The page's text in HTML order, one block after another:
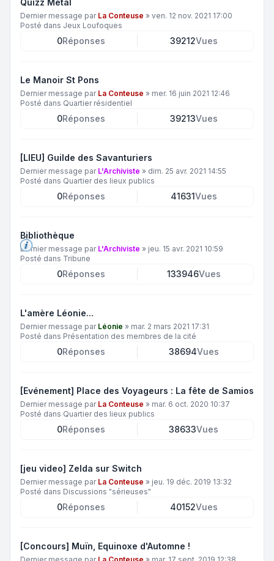
Quizz Metal
Dernier message par La Conteuse » ven. 12 nov. 2021 17:00
Posté dans Jeux Loufoques
0Réponses 39212Vues
Le Manoir St Pons
Dernier message par La Conteuse » mer. 16 juin 2021 12:46
Posté dans Quartier résidentiel
0Réponses 39213Vues
[LIEU] Guilde des Savanturiers
Dernier message par L'Archiviste » dim. 25 avr. 2021 14:55
Posté dans Quartier des lieux publics
0Réponses 41631Vues
Bibliothèque
Dernier message par L'Archiviste » jeu. 15 avr. 2021 10:59
Posté dans Tribune
0Réponses 133946Vues
L'amère Léonie...
Dernier message par Léonie » mar. 2 mars 2021 17:31
Posté dans Présentation des membres de la cité
0Réponses 38694Vues
[Evénement] Place des Voyageurs : La fête de Samios
Dernier message par La Conteuse » mar. 6 oct. 2020 10:37
Posté dans Quartier des lieux publics
0Réponses 38633Vues
[jeu video] Zelda sur Switch
Dernier message par La Conteuse » jeu. 19 déc. 2019 13:32
Posté dans Discussions "sérieuses"
0Réponses 40152Vues
[Concours] Muïn, Equinoxe d'Automne !